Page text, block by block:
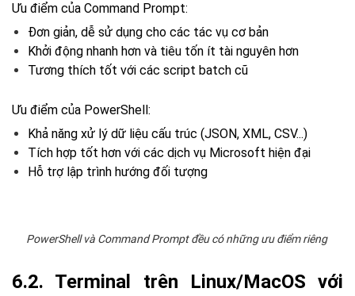
Ưu điểm của Command Prompt:
Đơn giản, dễ sử dụng cho các tác vụ cơ bản
Khởi động nhanh hơn và tiêu tốn ít tài nguyên hơn
Tương thích tốt với các script batch cũ
Ưu điểm của PowerShell:
Khả năng xử lý dữ liệu cấu trúc (JSON, XML, CSV...)
Tích hợp tốt hơn với các dịch vụ Microsoft hiện đại
Hỗ trợ lập trình hướng đối tượng
PowerShell và Command Prompt đều có những ưu điểm riêng
6.2. Terminal trên Linux/MacOS với